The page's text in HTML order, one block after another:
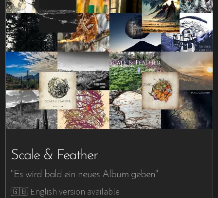
Scale & Feather
"Es wird bald ein neues Album geben"
🇬🇧 English version available